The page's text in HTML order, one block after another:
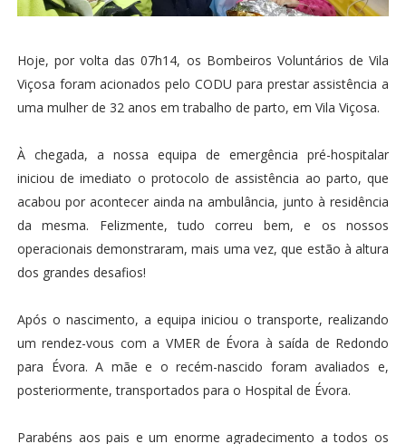
Hoje, por volta das 07h14, os Bombeiros Voluntários de Vila
Viçosa foram acionados pelo CODU para prestar assistência a
uma mulher de 32 anos em trabalho de parto, em Vila Viçosa.
À chegada, a nossa equipa de emergência pré-hospitalar
iniciou de imediato o protocolo de assistência ao parto, que
acabou por acontecer ainda na ambulância, junto à residência
da mesma. Felizmente, tudo correu bem, e os nossos
operacionais demonstraram, mais uma vez, que estão à altura
dos grandes desafios!
Após o nascimento, a equipa iniciou o transporte, realizando
um rendez-vous com a VMER de Évora à saída de Redondo
para Évora. A mãe e o recém-nascido foram avaliados e,
posteriormente, transportados para o Hospital de Évora.
Parabéns aos pais e um enorme agradecimento a todos os